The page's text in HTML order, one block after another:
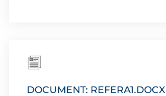
DOCUMENT: REFERA1.DOCX